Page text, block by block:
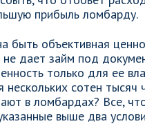
прибыль ломбарду.
быть объективная
дает займ под
только для ее
нескольких сотен тысяч
в ломбардах? Все,
выше два